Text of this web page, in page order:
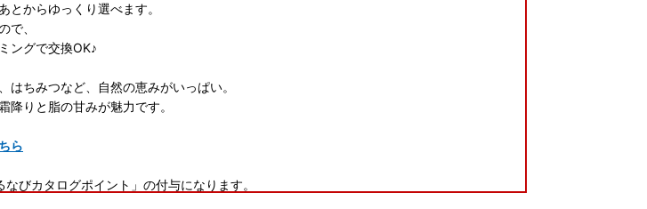
とからゆっくり選べます。
で、
ングで交換OK♪
ちみつなど、自然の恵みがいっぱい。
降りと脂の甘みが魅力です。
ら
びカタログポイント」の付与になります。